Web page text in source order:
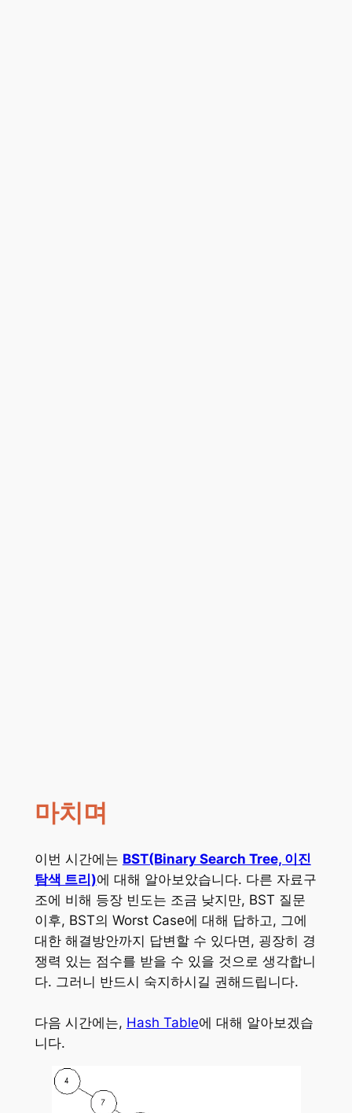
마치며
이번 시간에는 BST(Binary Search Tree, 이진
탐색 트리)에 대해 알아보았습니다. 다른 자료구
조에 비해 등장 빈도는 조금 낮지만, BST 질문
이후, BST의 Worst Case에 대해 답하고, 그에
대한 해결방안까지 답변할 수 있다면, 굉장히 경
쟁력 있는 점수를 받을 수 있을 것으로 생각합니
다. 그러니 반드시 숙지하시길 권해드립니다.
다음 시간에는, Hash Table에 대해 알아보겠습
니다.